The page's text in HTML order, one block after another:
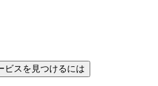
ビスを見つけるには